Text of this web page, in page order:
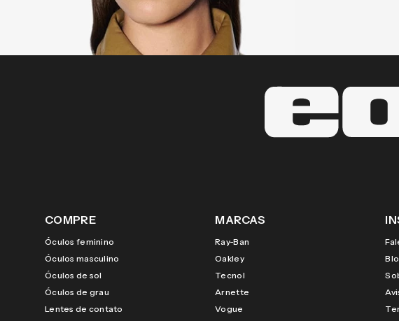
COMPRE
Óculos feminino
Óculos masculino
Óculos de sol
Óculos de grau
Lentes de contato
MARCAS
Ray-Ban
Oakley
Tecnol
Arnette
Vogue